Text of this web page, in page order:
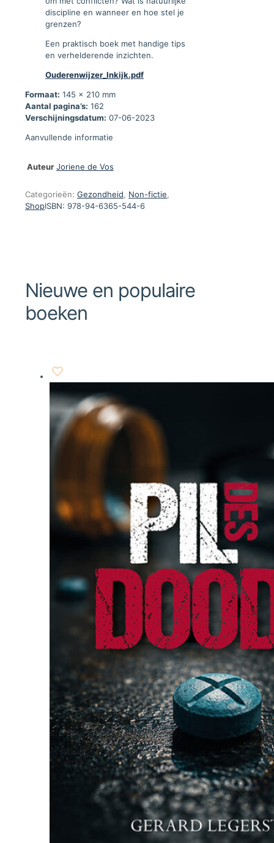
discipline en wanneer en hoe stel je
grenzen?
Een praktisch boek met handige tips
en verhelderende inzichten.
Ouderenwijzer_Inkijk.pdf
Formaat: 145 x 210 mm
Aantal pagina’s: 162
Verschijningsdatum: 07-06-2023
Aanvullende informatie
Auteur Joriene de Vos
Categorieën: Gezondheid Non-fictie
ShopISBN: 978-94-6365-544-6
Nieuwe en populaire
boeken